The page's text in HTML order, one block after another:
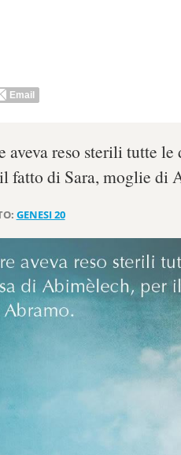
Email
aveva reso sterili tutte le
fatto di Sara, moglie di
GENESI 20